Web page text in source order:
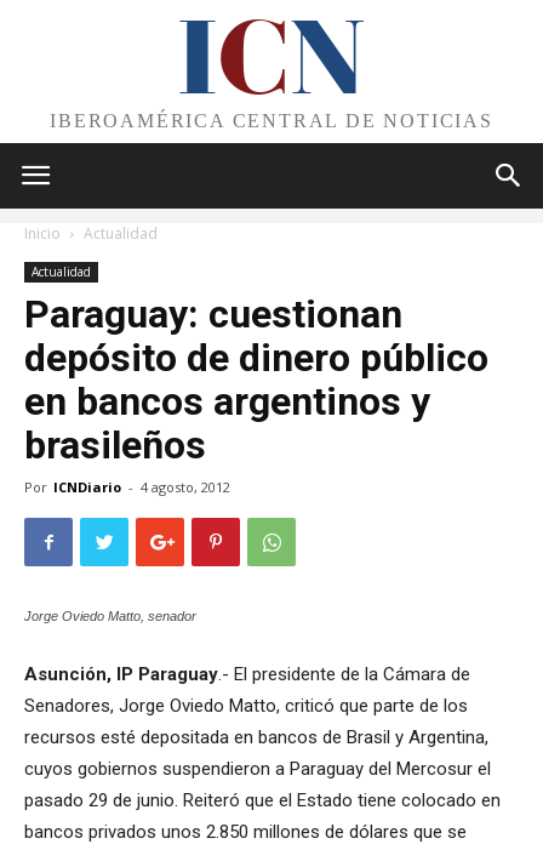
ICN
IBEROAMÉRICA CENTRAL DE NOTICIAS
Inicio Actualidad
Actualidad
Paraguay: cuestionan
depósito de dinero público
en bancos argentinos y
brasileños
Por ICNDiario - 4 agosto, 2012
Jorge Oviedo Matto, senador
Asunción, IP Paraguay.- El presidente de la Cámara de
Senadores, Jorge Oviedo Matto, criticó que parte de los
recursos esté depositada en bancos de Brasil y Argentina,
cuyos gobiernos suspendieron a Paraguay del Mercosur el
pasado 29 de junio. Reiteró que el Estado tiene colocado en
bancos privados unos 2.850 millones de dólares que se